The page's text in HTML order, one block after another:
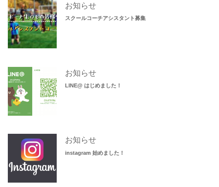
お知らせ
スクールコーチアシスタント募集
お知らせ
LINE@ はじめました！
お知らせ
instagram 始めました！